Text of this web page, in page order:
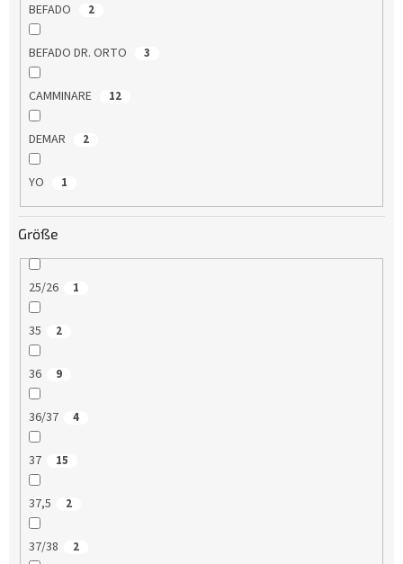
BEFADO 2
BEFADO DR. ORTO 3
CAMMINARE 12
DEMAR 2
YO 1
Größe
25/26 1
35 2
36 9
36/37 4
37 15
37,5 2
37/38 2